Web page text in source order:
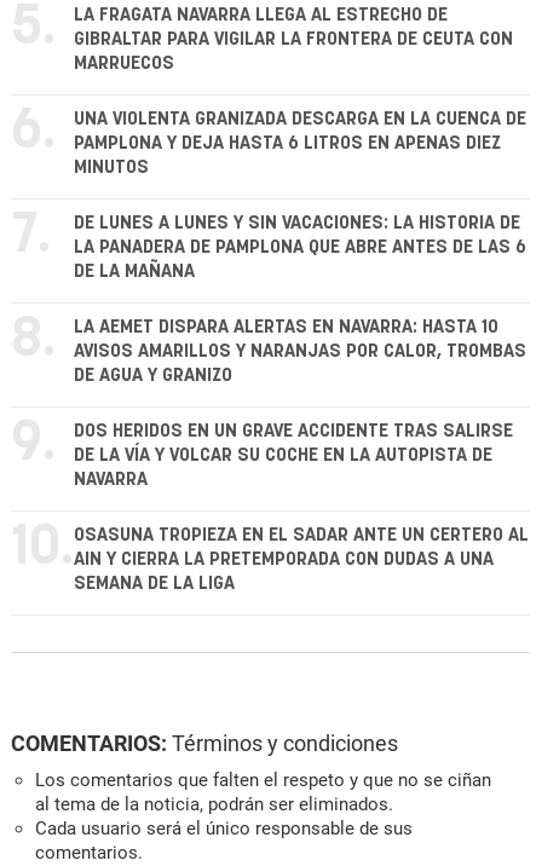
5.
LA FRAGATA NAVARRA LLEGA AL ESTRECHO DE
GIBRALTAR PARA VIGILAR LA FRONTERA DE CEUTA CON
MARRUECOS
6.
UNA VIOLENTA GRANIZADA DESCARGA EN LA CUENCA DE
PAMPLONA Y DEJA HASTA 6 LITROS EN APENAS DIEZ
MINUTOS
7.
DE LUNES A LUNES Y SIN VACACIONES: LA HISTORIA DE
LA PANADERA DE PAMPLONA QUE ABRE ANTES DE LAS 6
DE LA MAÑANA
8.
LA AEMET DISPARA ALERTAS EN NAVARRA: HASTA 10
AVISOS AMARILLOS Y NARANJAS POR CALOR, TROMBAS
DE AGUA Y GRANIZO
9.
DOS HERIDOS EN UN GRAVE ACCIDENTE TRAS SALIRSE
DE LA VÍA Y VOLCAR SU COCHE EN LA AUTOPISTA DE
NAVARRA
10. OSASUNA TROPIEZA EN EL SADAR ANTE UN CERTERO AL
AIN Y CIERRA LA PRETEMPORADA CON DUDAS A UNA
SEMANA DE LA LIGA
COMENTARIOS: Términos y condiciones
Los comentarios que falten el respeto y que no se ciñan
al tema de la noticia, podrán ser eliminados.
Cada usuario será el único responsable de sus
comentarios.